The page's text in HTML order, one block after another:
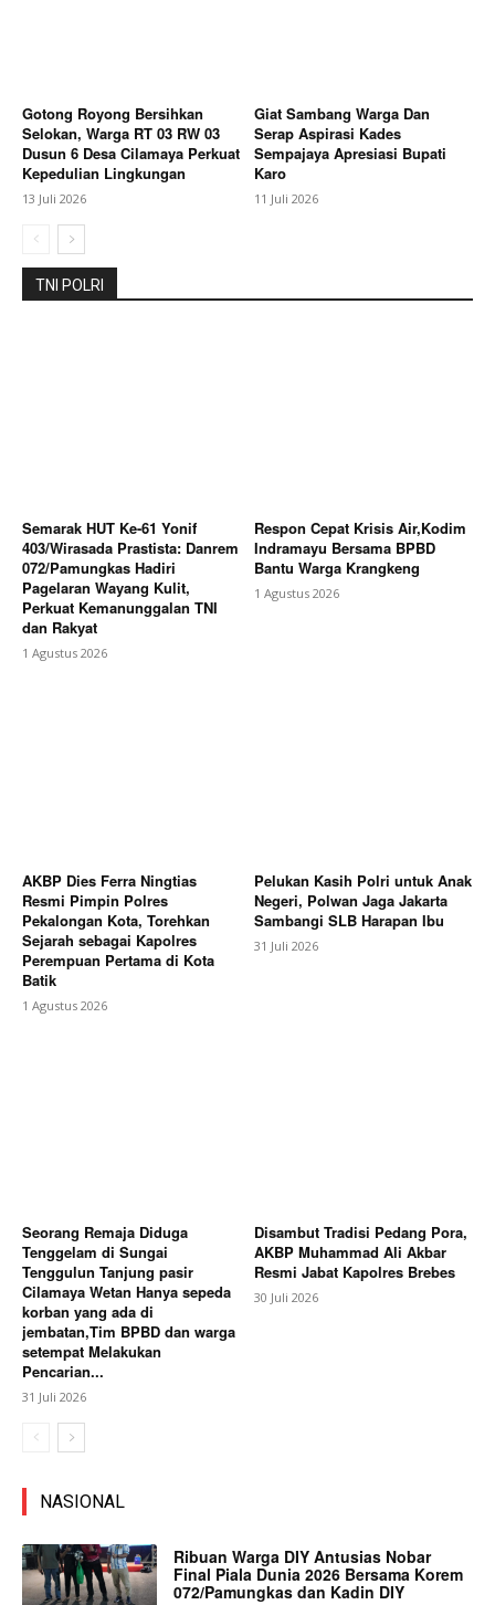
Company
About
Contact us
Gotong Royong Bersihkan
Selokan, Warga RT 03 RW 03
Dusun 6 Desa Cilamaya Perkuat
Kepedulian Lingkungan
13 Juli 2026
Giat Sambang Warga Dan
Serap Aspirasi Kades
Sempajaya Apresiasi Bupati
Karo
11 Juli 2026
TNI POLRI
Semarak HUT Ke-61 Yonif
403/Wirasada Prastista: Danrem
072/Pamungkas Hadiri
Pagelaran Wayang Kulit,
Perkuat Kemanunggalan TNI
dan Rakyat
1 Agustus 2026
Respon Cepat Krisis Air,Kodim
Indramayu Bersama BPBD
Bantu Warga Krangkeng
1 Agustus 2026
AKBP Dies Ferra Ningtias
Resmi Pimpin Polres
Pekalongan Kota, Torehkan
Sejarah sebagai Kapolres
Perempuan Pertama di Kota
Batik
1 Agustus 2026
Pelukan Kasih Polri untuk Anak
Negeri, Polwan Jaga Jakarta
Sambangi SLB Harapan Ibu
31 Juli 2026
Seorang Remaja Diduga
Tenggelam di Sungai
Tenggulun Tanjung pasir
Cilamaya Wetan Hanya sepeda
korban yang ada di
jembatan,Tim BPBD dan warga
setempat Melakukan
Pencarian...
31 Juli 2026
Disambut Tradisi Pedang Pora,
AKBP Muhammad Ali Akbar
Resmi Jabat Kapolres Brebes
30 Juli 2026
NASIONAL
Ribuan Warga DIY Antusias Nobar
Final Piala Dunia 2026 Bersama Korem
072/Pamungkas dan Kadin DIY